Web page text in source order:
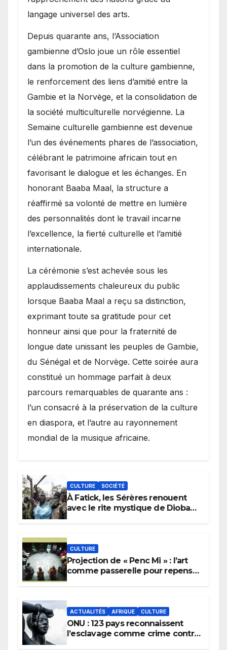
langage universel des arts.
​Depuis quarante ans, l’Association
gambienne d’Oslo joue un rôle essentiel
dans la promotion de la culture gambienne,
le renforcement des liens d’amitié entre la
Gambie et la Norvège, et la consolidation de
la société multiculturelle norvégienne. La
Semaine culturelle gambienne est devenue
l’un des événements phares de l’association,
célébrant le patrimoine africain tout en
favorisant le dialogue et les échanges. En
honorant Baaba Maal, la structure a
réaffirmé sa volonté de mettre en lumière
des personnalités dont le travail incarne
l’excellence, la fierté culturelle et l’amitié
internationale.
​La cérémonie s’est achevée sous les
applaudissements chaleureux du public
lorsque Baaba Maal a reçu sa distinction,
exprimant toute sa gratitude pour cet
honneur ainsi que pour la fraternité de
longue date unissant les peuples de Gambie,
du Sénégal et de Norvège. Cette soirée aura
constitué un hommage parfait à deux
parcours remarquables de quarante ans :
l’un consacré à la préservation de la culture
en diaspora, et l’autre au rayonnement
mondial de la musique africaine.
CULTURE SOCIÉTÉ
À Fatick, les Sérères renouent
avec le rite mystique de Diobaye
CULTURE
Projection de « Penc Mi » : l’art
comme passerelle pour repenser
ACTUALITÉS AFRIQUE CULTURE
ONU : 123 pays reconnaissent
l’esclavage comme crime contre